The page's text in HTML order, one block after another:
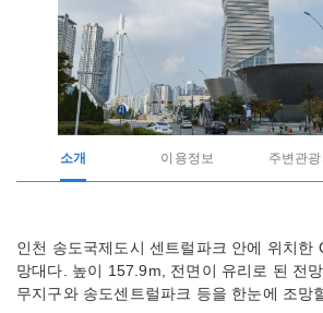
소개 이용정보 주변관광
관
광
지
소
개
인천 송도국제도시 센트럴파크 안에 위치한
망대다. 높이 157.9m, 전면이 유리로 된 전
무지구와 송도센트럴파크 등을 한눈에 조망